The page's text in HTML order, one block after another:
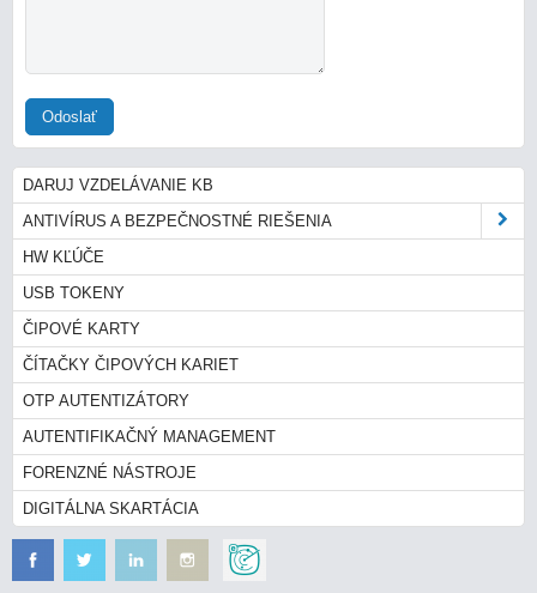
Odoslať
DARUJ VZDELÁVANIE KB
ANTIVÍRUS A BEZPEČNOSTNÉ RIEŠENIA
HW KĽÚČE
USB TOKENY
ČIPOVÉ KARTY
ČÍTAČKY ČIPOVÝCH KARIET
OTP AUTENTIZÁTORY
AUTENTIFIKAČNÝ MANAGEMENT
FORENZNÉ NÁSTROJE
DIGITÁLNA SKARTÁCIA